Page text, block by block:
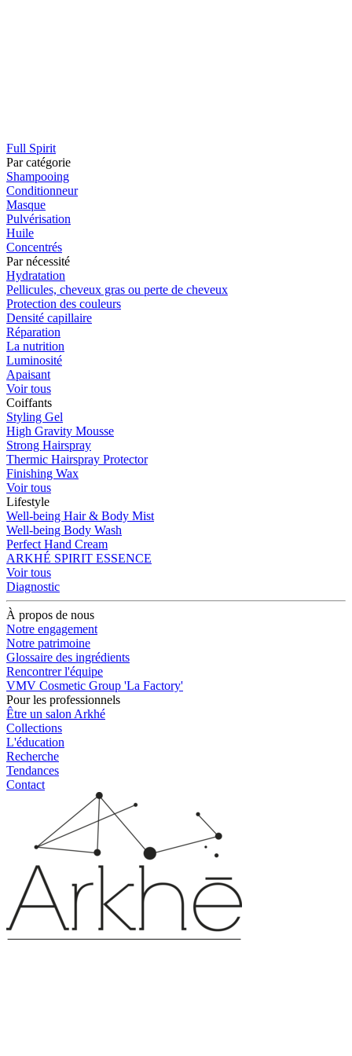
Full Spirit
Par catégorie
Shampooing
Conditionneur
Masque
Pulvérisation
Huile
Concentrés
Par nécessité
Hydratation
Pellicules, cheveux gras ou perte de cheveux
Protection des couleurs
Densité capillaire
Réparation
La nutrition
Luminosité
Apaisant
Voir tous
Coiffants
Styling Gel
High Gravity Mousse
Strong Hairspray
Thermic Hairspray Protector
Finishing Wax
Voir tous
Lifestyle
Well-being Hair & Body Mist
Well-being Body Wash
Perfect Hand Cream
ARKHÉ SPIRIT ESSENCE
Voir tous
Diagnostic
À propos de nous
Notre engagement
Notre patrimoine
Glossaire des ingrédients
Rencontrer l'équipe
VMV Cosmetic Group 'La Factory'
Pour les professionnels
Être un salon Arkhé
Collections
L'éducation
Recherche
Tendances
Contact